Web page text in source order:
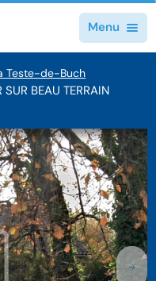
Menu
Teste-de-Buch
BEAU TERRAIN